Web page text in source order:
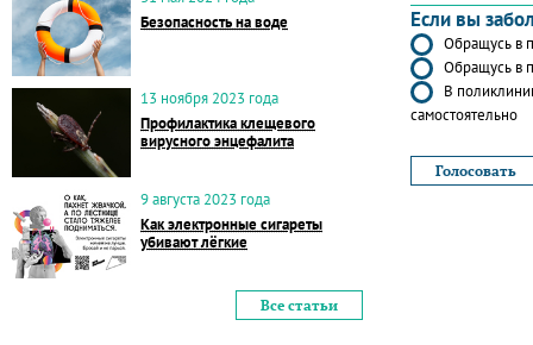
Безопасность на воде
13 ноября 2023 года
Профилактика клещевого
вирусного энцефалита
9 августа 2023 года
Как электронные сигареты
убивают лёгкие
Все статьи
Если вы
Обращусь в
Обращусь в
В
самостоятельно